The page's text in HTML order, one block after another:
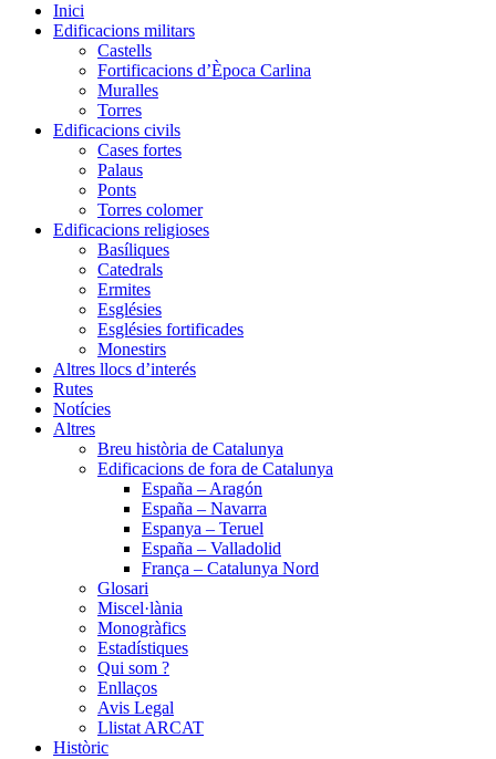
Inici
Edificacions militars
Castells
Fortificacions d’Època Carlina
Muralles
Torres
Edificacions civils
Cases fortes
Palaus
Ponts
Torres colomer
Edificacions religioses
Basíliques
Catedrals
Ermites
Esglésies
Esglésies fortificades
Monestirs
Altres llocs d’interés
Rutes
Notícies
Altres
Breu història de Catalunya
Edificacions de fora de Catalunya
España – Aragón
España – Navarra
Espanya – Teruel
España – Valladolid
França – Catalunya Nord
Glosari
Miscel·lània
Monogràfics
Estadístiques
Qui som ?
Enllaços
Avis Legal
Llistat ARCAT
Històric